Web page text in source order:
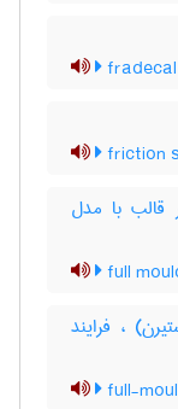
friction
قالب با مدل
full
، فرایند
full-